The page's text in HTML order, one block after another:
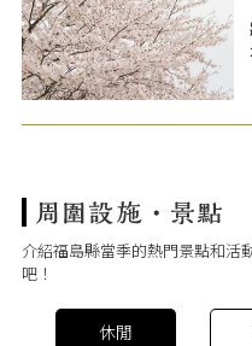
介紹福島縣當季的熱門景點和活
吧！
休閒